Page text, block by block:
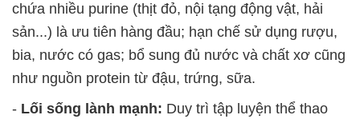
chứa nhiều purine (thịt đỏ, nội tạng động vật, hải
sản...) là ưu tiên hàng đầu; hạn chế sử dụng rượu,
bia, nước có gas; bổ sung đủ nước và chất xơ cũng
như nguồn protein từ đậu, trứng, sữa.
- Lối sống lành mạnh: Duy trì tập luyện thể thao